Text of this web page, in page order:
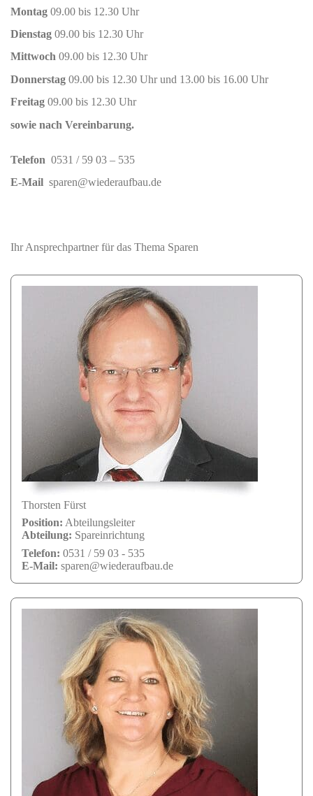
Montag 09.00 bis 12.30 Uhr
Dienstag 09.00 bis 12.30 Uhr
Mittwoch 09.00 bis 12.30 Uhr
Donnerstag 09.00 bis 12.30 Uhr und 13.00 bis 16.00 Uhr
Freitag 09.00 bis 12.30 Uhr
sowie nach Vereinbarung.
Telefon 0531 / 59 03 – 535
E-Mail sparen@wiederaufbau.de
Ihr Ansprechpartner für das Thema Sparen
Thorsten Fürst
Position: Abteilungsleiter
Abteilung: Spareinrichtung
Telefon: 0531 / 59 03 - 535
E-Mail: sparen@wiederaufbau.de